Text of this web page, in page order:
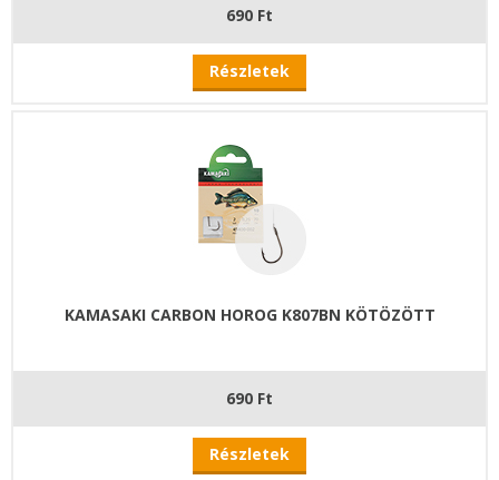
690 Ft
Részletek
KAMASAKI CARBON HOROG K807BN KÖTÖZÖTT
690 Ft
Részletek